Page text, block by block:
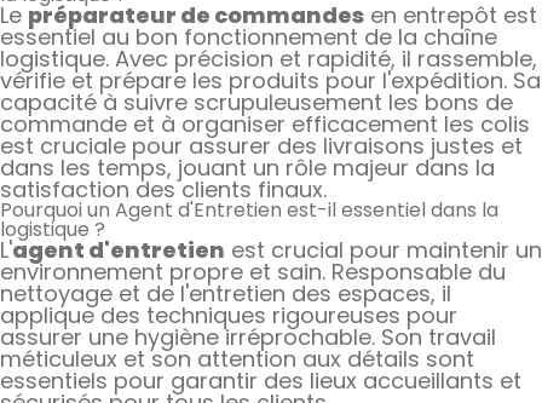
Le préparateur de commandes en entrepôt est
essentiel au bon fonctionnement de la chaîne
logistique. Avec précision et rapidité, il rassemble,
vérifie et prépare les produits pour l'expédition. Sa
capacité à suivre scrupuleusement les bons de
commande et à organiser efficacement les colis
est cruciale pour assurer des livraisons justes et
dans les temps, jouant un rôle majeur dans la
satisfaction des clients finaux.
Pourquoi un Agent d'Entretien est-il essentiel dans la
logistique ?
L'agent d'entretien est crucial pour maintenir un
environnement propre et sain. Responsable du
nettoyage et de l'entretien des espaces, il
applique des techniques rigoureuses pour
assurer une hygiène irréprochable. Son travail
méticuleux et son attention aux détails sont
essentiels pour garantir des lieux accueillants et